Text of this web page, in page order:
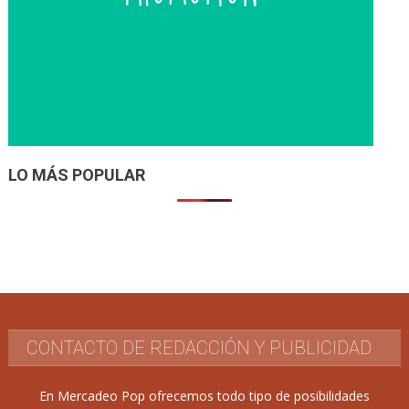
LO MÁS POPULAR
CONTACTO DE REDACCIÓN Y PUBLICIDAD
En Mercadeo Pop ofrecemos todo tipo de posibilidades